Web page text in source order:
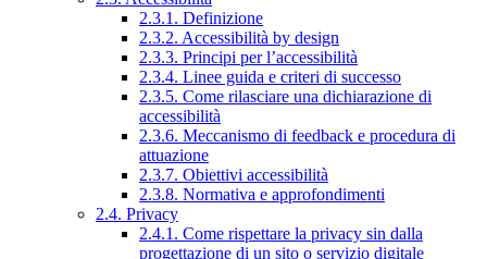
2.3.1. Definizione
2.3.2. Accessibilità by design
2.3.3. Principi per l’accessibilità
2.3.4. Linee guida e criteri di successo
2.3.5. Come rilasciare una dichiarazione di
accessibilità
2.3.6. Meccanismo di feedback e procedura di
attuazione
2.3.7. Obiettivi accessibilità
2.3.8. Normativa e approfondimenti
2.4. Privacy
2.4.1. Come rispettare la privacy sin dalla
progettazione di un sito o servizio digitale